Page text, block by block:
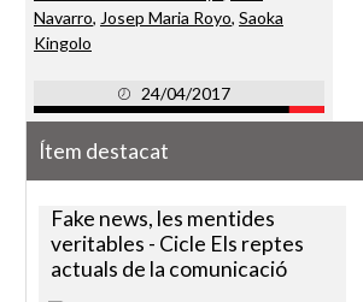
Navarro, Josep Maria Royo, Saoka
Kingolo
24/04/2017
Ítem destacat
Fake news, les mentides
veritables - Cicle Els reptes
actuals de la comunicació